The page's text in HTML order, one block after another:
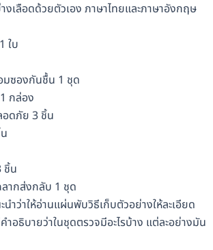
เลือดด้วยตัวเอง ภาษาไทยและภาษาอังกฤษ
ใบ
มซองกันชื้น 1 ชุด
กล่อง
อดภัย 3 ชิ้น
ชิ้น
ากส่งกลับ 1 ชุด
นำว่าให้อ่านแผ่นพับวิธีเก็บตัวอย่างให้ละเอียด
ำอธิบายว่าในชุดตรวจมีอะไรบ้าง แต่ละอย่างมัน